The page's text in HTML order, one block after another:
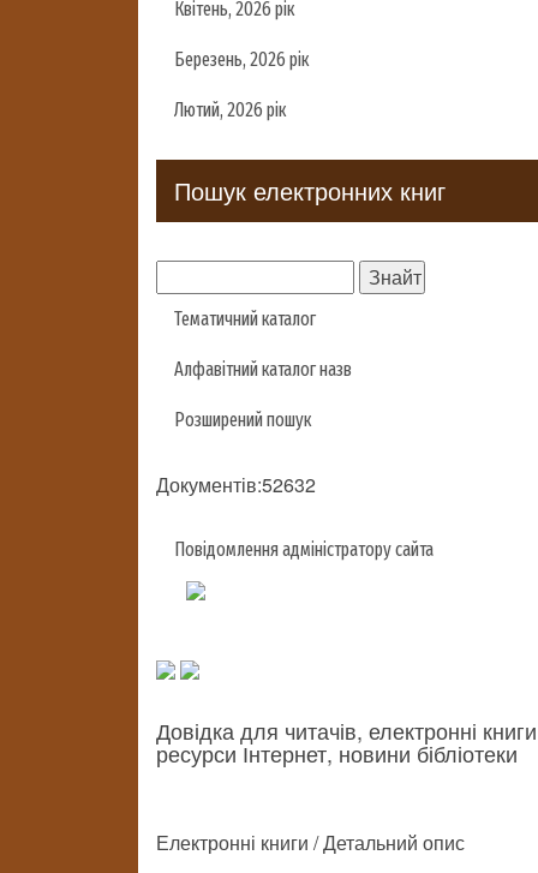
Квітень, 2026 рік
Березень, 2026 рік
Лютий, 2026 рік
Пошук електронних книг
Тематичний каталог
Алфавітний каталог назв
Розширений пошук
Документів:52632
Повідомлення адміністратору сайта
Довідка для читачів, електронні
ресурси Інтернет, новини бібліотеки
Електронні книги / Детальний опис